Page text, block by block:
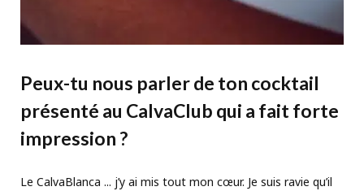
Peux-tu nous parler de ton cocktail
présenté au CalvaClub qui a fait forte
impression ?
Le CalvaBlanca ... j’y ai mis tout mon cœur. Je suis ravie qu’il